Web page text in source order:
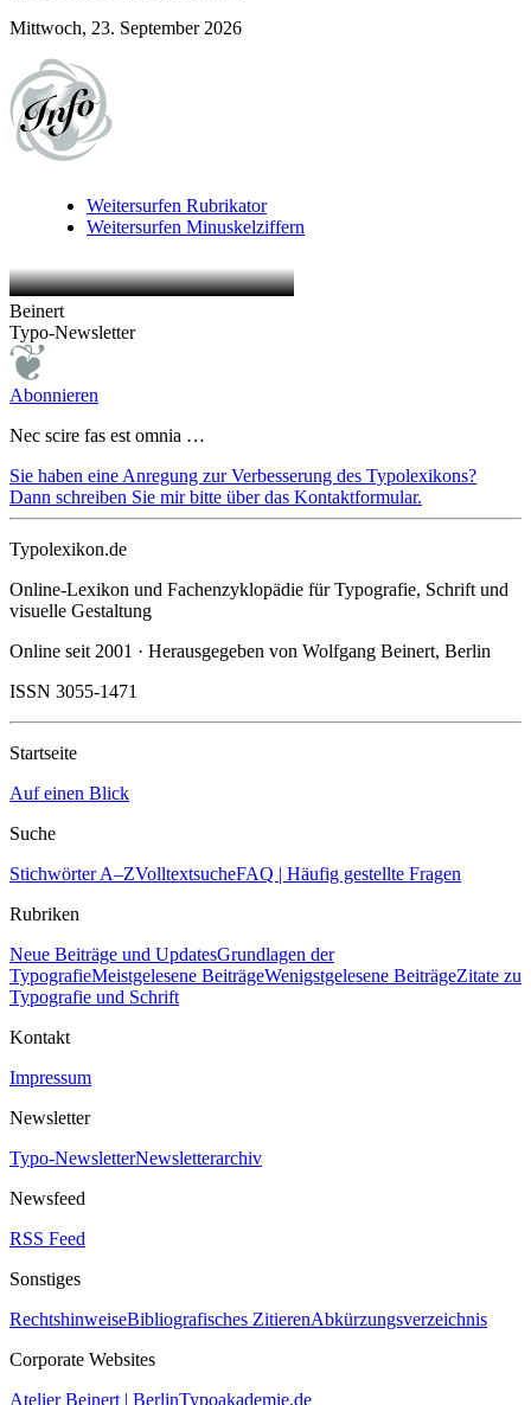
Mittwoch, 23. September 2026
Weitersurfen Rubrikator
Weitersurfen Minuskelziffern
Beinert
Typo-Newsletter
Abonnieren
Nec scire fas est omnia …
Sie haben eine Anregung zur Verbesserung des Typolexikons?
Dann schreiben Sie mir bitte über das Kontaktformular.
Typolexikon.de
Online-Lexikon und Fachenzyklopädie für Typografie, Schrift und
visuelle Gestaltung
Online seit 2001 · Herausgegeben von Wolfgang Beinert, Berlin
ISSN 3055-1471
Startseite
Auf einen Blick
Suche
Stichwörter A–ZVolltextsucheFAQ | Häufig gestellte Fragen
Rubriken
Neue Beiträge und UpdatesGrundlagen der
TypografieMeistgelesene BeiträgeWenigstgelesene BeiträgeZitate zu
Typografie und Schrift
Kontakt
Impressum
Newsletter
Typo-NewsletterNewsletterarchiv
Newsfeed
RSS Feed
Sonstiges
RechtshinweiseBibliografisches ZitierenAbkürzungsverzeichnis
Corporate Websites
Atelier Beinert | BerlinTypoakademie.de